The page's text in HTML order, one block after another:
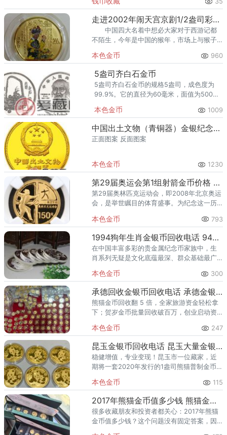
熊猫金币的需求就明显升温，但鱼龙混杂的
回收渠道里，能精准识别版别溢
走进2002年闹天宫京剧1/2盎司彩金币
中国四大名着中想必大家对于西游记都
不陌生，今年是中国的猴年，市场上与猴子
程度的提升。
本色金币 960
5盎司齐白石金币
5盎司齐白石金币的规格5盎司，成色度为
99.9%。它的直径为60毫米，面值为500
的？5盎司齐白石金币一共有三枚金币和五
枚银币。
本色金币 1009
中国出土文物（青铜器）金银纪念币（第1组）1/4盎司双翼神兽金币
正面图案 反面图案
本色金币 1230
第29届奥运会第1组射箭金币价格 2008年奥运会第1组射箭金币多少钱
第29届奥林匹克运动会，即2008年北京奥运
会，是举世瞩目的体育盛事。为纪念这一历
届奥林匹克运动会贵金属纪念币（第1组），
其中包括一枚备
本色金币 793
1994狗年生肖金银币回收电话 94狗年生肖金银币回收渠道
在中国丰富多彩的贵金属纪念币家族中，生
肖系列无疑是文化底蕴最深、群众基础最广
念币以其独特的艺术风格、稀缺的发行量和
深厚的文化内涵，成为中
本色金币 300
承德回收金银币回收电话 承德金银币回收价格
熊猫金币回收翻 5 倍，全家旅游资金轻松拿
下；贺岁金币批量回收破百万，创业启动资
在长辈传下来的金套猫、过年囤的贺岁金
币，或是出差带回来的文化纪
本色金币 247
昆玉金银币回收电话 昆玉大量金银币
稳健增值，专业变现！昆玉市一位藏家，近
期将一套2020年发行的1盎司熊猫普制金币成
户早年收藏的第一轮生肖本色金银币大全
套，经我们专业渠道评
本色金币 115
2017年熊猫金币值多少钱 熊猫金币两大正规回收渠道与价格
很多收藏朋友和投资者都关心：2017年熊猫
金币值多少钱？这个问题没有固定答案，因